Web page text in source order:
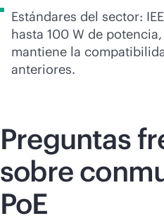
Estándares del sector:
hasta 100 W de
mantiene la
anteriores.
Preguntas
sobre
PoE